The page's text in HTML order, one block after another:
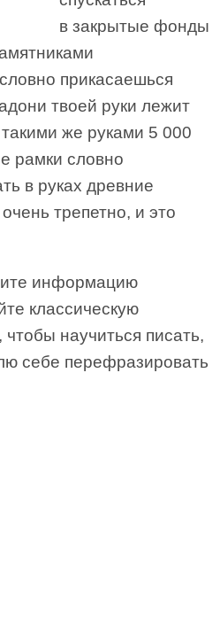
в закрытые фонды
прикасаешься
твоей руки лежит
же руками 5 000
рамки словно
в руках древние
трепетно, и это
информацию
классическую
научиться писать,
себе перефразировать